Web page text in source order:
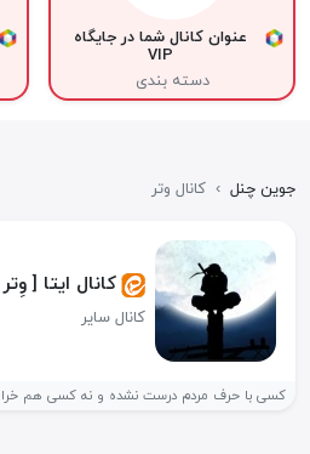
عنوان کانال شما در جایگاه
VIP
دسته بندی
جوین چنل › کانال وتر
کانال ایتا [
کانال سایر
کسی با حرف مردم درست نشده و نه کسی هم